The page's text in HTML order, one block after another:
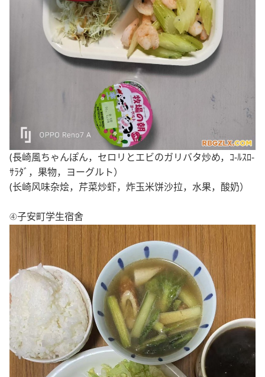
(長崎風ちゃんぽん，セロリとエビのガリバタ炒め，ｺ-ﾙｽﾛ-
ｻﾗﾀﾞ，果物，ヨーグルト）
(长崎风味杂烩，芹菜炒虾，炸玉米饼沙拉，水果，酸奶）
④子安町学生宿舍